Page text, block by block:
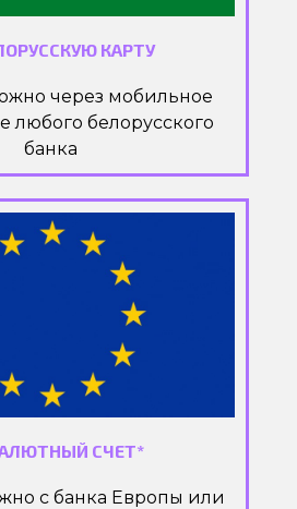
КАРТУ
через мобильное
любого белорусского
банка
СЧЕТ*
с банка Европы или